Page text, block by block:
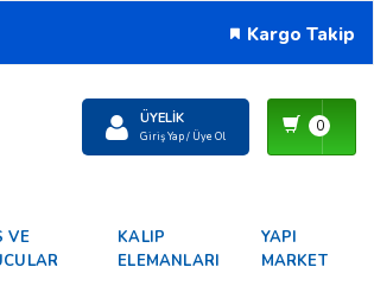
Kargo Takip
0
ÜYELIK
Giriş Yap / Üye Ol
VE
KALIP
ELEMANLARI
YAPI
MARKET